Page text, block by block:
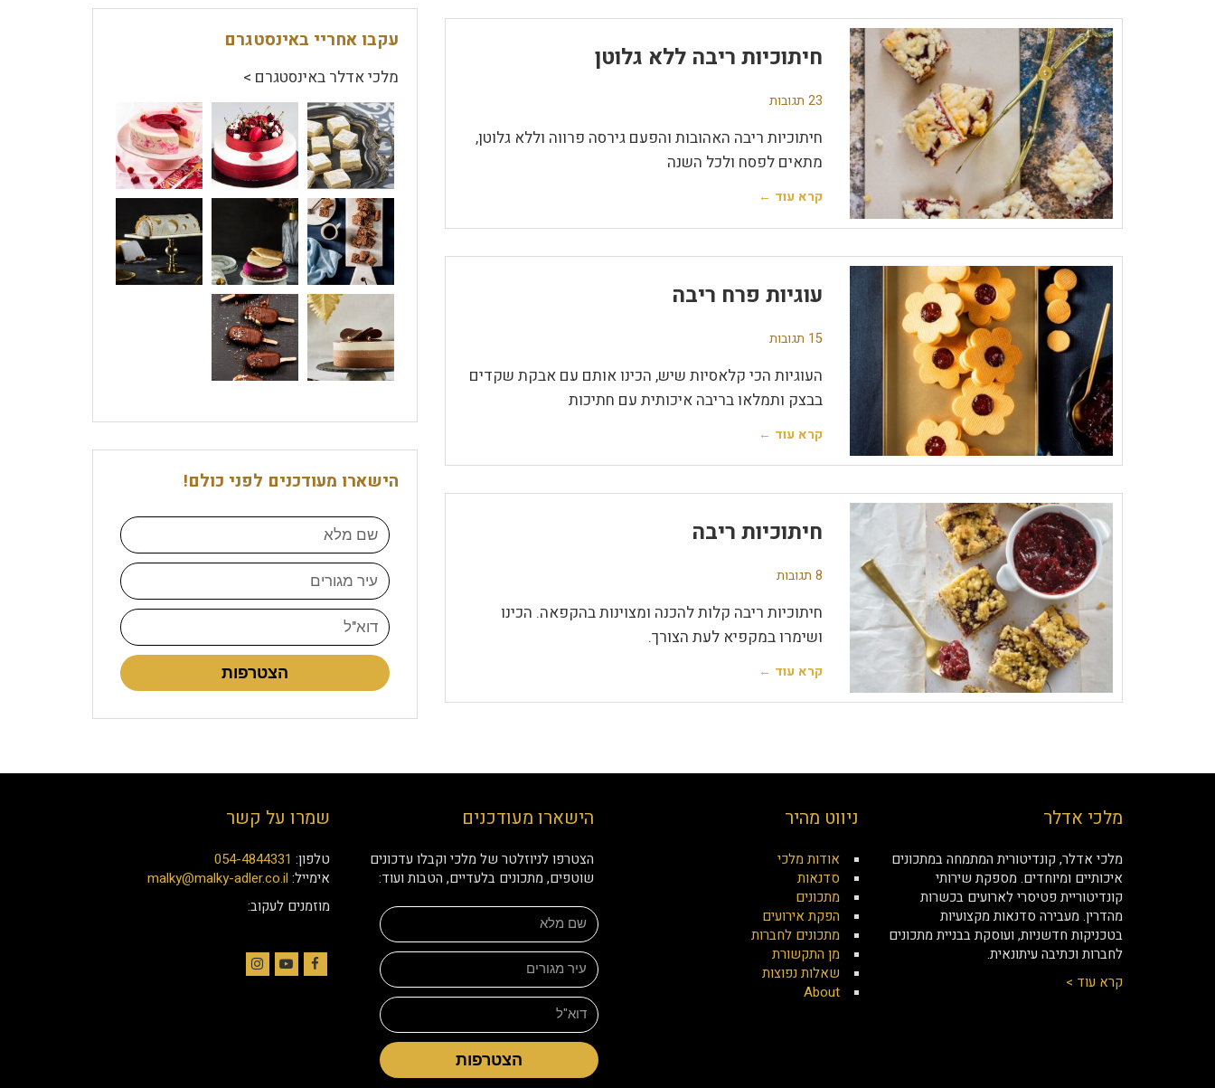
חיתוכיות ריבה ללא גלוטן
23 תגובות
חיתוכיות ריבה האהובות והפעם גירסה פרווה וללא גלוטן,
מתאים לפסח ולכל השנה
קרא עוד ←
עוגיות פרח ריבה
15 תגובות
העוגיות הכי קלאסיות שיש, הכינו אותם עם אבקת שקדים
בבצק ותמלאו בריבה איכותית עם חתיכות
קרא עוד ←
חיתוכיות ריבה
8 תגובות
חיתוכיות ריבה קלות להכנה ומצוינות בהקפאה. הכינו
ושימרו במקפיא לעת הצורך.
קרא עוד ←
עקבו אחריי באינסטגרם
מלכי אדלר באינסטגרם >
הישארו מעודכנים לפני כולם!
הצטרפות
מלכי אדלר
מלכי אדלר, קונדיטורית המתמחה במתכונים
איכותיים ומיוחדים. מספקת שירותי
קונדיטוריית פטיסרי לארועים בכשרות
מהדרין. מעבירה סדנאות מקצועיות
בטכניקות חדשניות, ועוסקת בבניית מתכונים
לחברות וכתיבה עיתונאית.
קרא עוד >
ניווט מהיר
אודות מלכי
סדנאות
מתכונים
הפקת אירועים
מתכונים לחברות
מן התקשורת
שאלות נפוצות
About
הישארו מעודכנים
הצטרפו לניוזלטר של מלכי וקבלו עדכונים
שוטפים, מתכונים בלעדיים, הטבות ועוד:
הצטרפות
שמרו על קשר
טלפון: 054-4844331
אימייל: malky@malky-adler.co.il
מוזמנים לעקוב: